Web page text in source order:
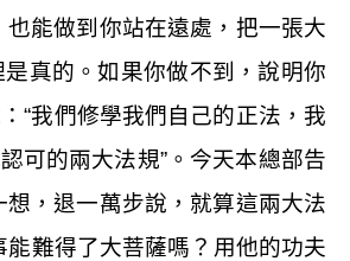
能做到你站在遠處，把一張大
真的。如果你做不到，說明你
“我們修學我們自己的正法，我
可的兩大法規”。今天本總部告
，退一萬步說，就算這兩大法
能難得了大菩薩嗎？用他的功夫